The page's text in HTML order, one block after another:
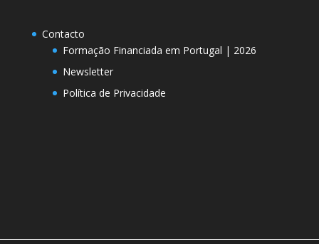
Contacto
Formação Financiada em Portugal | 2026
Newsletter
Política de Privacidade